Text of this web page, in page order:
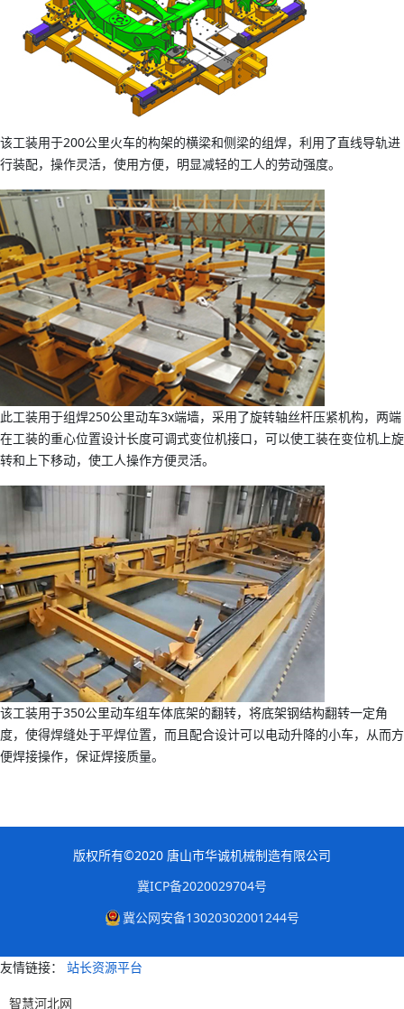
该工装用于200公里火车的构架的横梁和侧梁的组焊，利用了直线导轨进
行装配，操作灵活，使用方便，明显减轻的工人的劳动强度。
此工装用于组焊250公里动车3x端墙，采用了旋转轴丝杆压紧机构，两端
在工装的重心位置设计长度可调式变位机接口，可以使工装在变位机上旋
转和上下移动，使工人操作方便灵活。
该工装用于350公里动车组车体底架的翻转，将底架钢结构翻转一定角
度，使得焊缝处于平焊位置，而且配合设计可以电动升降的小车，从而方
便焊接操作，保证焊接质量。
版权所有©2020 唐山市华诚机械制造有限公司
冀ICP备2020029704号
冀公网安备13020302001244号
友情链接： 站长资源平台
智慧河北网